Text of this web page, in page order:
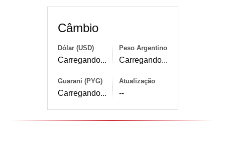
Câmbio
Dólar (USD)
Carregando...
Peso Argentino
Carregando...
Guarani (PYG)
Carregando...
Atualização
--